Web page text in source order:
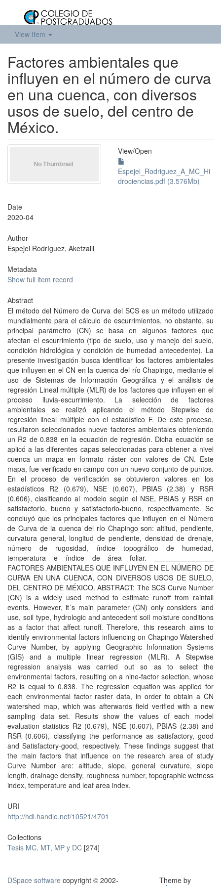
View Item
Factores ambientales que
influyen en el número de curva
en una cuenca, con diversos
usos de suelo, del centro de
México.
View/Open
Espejel_Rodriguez_A_MC_Hi
drociencias.pdf (3.576Mb)
Date
2020-04
Author
Espejel Rodríguez, Aketzalli
Metadata
Show full item record
Abstract
El método del Número de Curva del SCS es un método utilizado
mundialmente para el cálculo de escurrimientos, no obstante, su
principal parámetro (CN) se basa en algunos factores que
afectan el escurrimiento (tipo de suelo, uso y manejo del suelo,
condición hidrológica y condición de humedad antecedente). La
presente investigación busca identificar los factores ambientales
que influyen en el CN en la cuenca del río Chapingo, mediante el
uso de Sistemas de Información Geográfica y el análisis de
regresión Lineal múltiple (MLR) de los factores que influyen en el
proceso lluvia-escurrimiento. La selección de factores
ambientales se realizó aplicando el método Stepwise de
regresión lineal múltiple con el estadístico F. De este proceso,
resultaron seleccionados nueve factores ambientales obteniendo
un R2 de 0.838 en la ecuación de regresión. Dicha ecuación se
aplicó a las diferentes capas seleccionadas para obtener a nivel
cuenca un mapa en formato ráster con valores de CN. Este
mapa, fue verificado en campo con un nuevo conjunto de puntos.
En el proceso de verificación se obtuvieron valores en los
estadísticos R2 (0.679), NSE (0.607), PBIAS (2.38) y RSR
(0.606), clasificando al modelo según el NSE, PBIAS y RSR en
satisfactorio, bueno y satisfactorio-bueno, respectivamente. Se
concluyó que los principales factores que influyen en el Número
de Curva de la cuenca del río Chapingo son: altitud, pendiente,
curvatura general, longitud de pendiente, densidad de drenaje,
número de rugosidad, índice topográfico de humedad,
temperatura e índice de área foliar. _______________
FACTORES AMBIENTALES QUE INFLUYEN EN EL NÚMERO DE
CURVA EN UNA CUENCA, CON DIVERSOS USOS DE SUELO,
DEL CENTRO DE MÉXICO. ABSTRACT: The SCS Curve Number
(CN) is a widely used method to estimate runoff from rainfall
events. However, it´s main parameter (CN) only considers land
use, soil type, hydrologic and antecedent soil moisture conditions
as a factor that affect runoff. Therefore, this research aims to
identify environmental factors influencing on Chapingo Watershed
Curve Number, by applying Geographic Information Systems
(GIS) and a multiple linear regression (MLR). A Stepwise
regression analysis was carried out so as to select the
environmental factors, resulting on a nine-factor selection, whose
R2 is equal to 0.838. The regression equation was applied for
each environmental factor raster data, in order to obtain a CN
watershed map, which was afterwards field verified with a new
sampling data set. Results show the values of each model
evaluation statistics R2 (0.679), NSE (0.607), PBIAS (2.38) and
RSR (0.606), classifying the performance as satisfactory, good
and Satisfactory-good, respectively. These findings suggest that
the main factors that influence on the research area of study
Curve Number are: altitude, slope, general curvature, slope
length, drainage density, roughness number, topographic wetness
index, temperature and leaf area index.
URI
http://hdl.handle.net/10521/4701
Collections
Tesis MC, MT, MP y DC [274]
DSpace software copyright © 2002-
Theme by